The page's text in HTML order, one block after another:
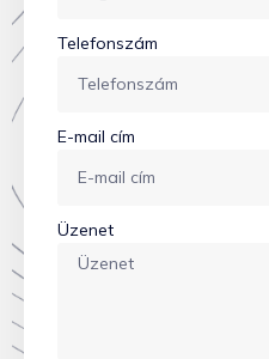
Telefonszám
E-mail cím
Üzenet